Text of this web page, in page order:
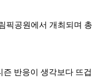
픽공원에서 개최되며 총
반응이 생각보다 뜨겁